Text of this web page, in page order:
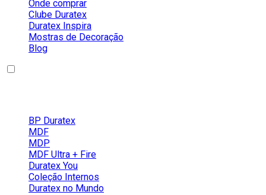
Onde comprar
Clube Duratex
Duratex Inspira
Mostras de Decoração
Blog
BP Duratex
MDF
MDP
MDF Ultra + Fire
Duratex You
Coleção Internos
Duratex no Mundo